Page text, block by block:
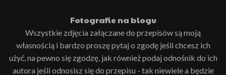
Fotografie na blogu
Wszystkie zdjęcia załączane do przepisów są moją
własnością i bardzo proszę pytaj o zgodę jeśli chcesz ich
użyć, na pewno się zgodzę, jak również podaj odnośnik do ich
autora jeśli odnosisz się do przepisu - tak niewiele a będzie